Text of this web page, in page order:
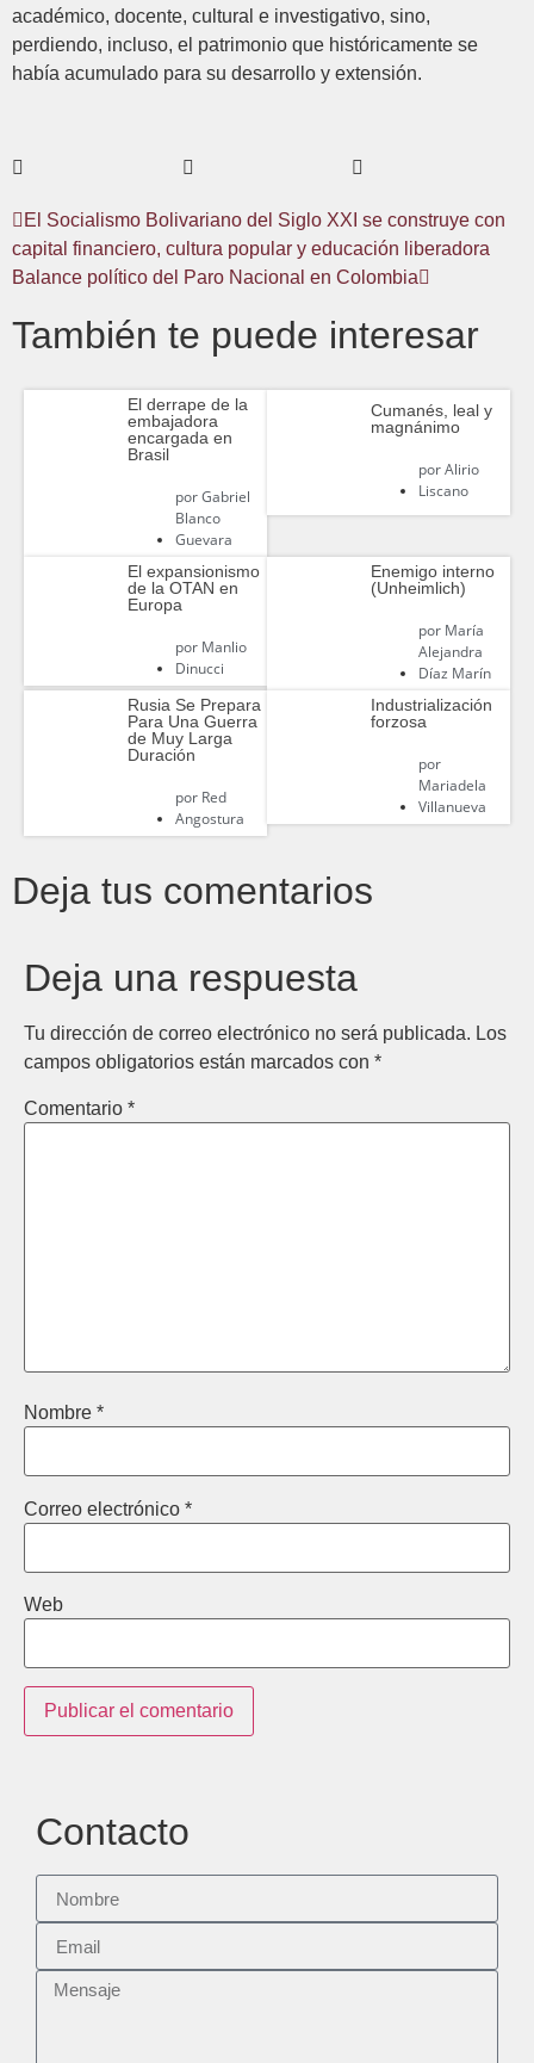
académico, docente, cultural e investigativo, sino,
perdiendo, incluso, el patrimonio que históricamente se
había acumulado para su desarrollo y extensión.
El Socialismo Bolivariano del Siglo XXI se construye con
capital financiero, cultura popular y educación liberadora
Balance político del Paro Nacional en Colombia
También te puede interesar
El derrape de la
embajadora
encargada en
Brasil
porGabriel
Blanco
Guevara
Cumanés, leal y
magnánimo
porAlirio
Liscano
El expansionismo
de la OTAN en
Europa‎
porManlio
Dinucci
Enemigo interno
(Unheimlich)
porMaría
Alejandra
Díaz Marín
Rusia Se Prepara
Para Una Guerra
de Muy Larga
Duración
porRed
Angostura
Industrialización
forzosa
por
Mariadela
Villanueva
Deja tus comentarios
Deja una respuesta
Tu dirección de correo electrónico no será publicada. Los
campos obligatorios están marcados con *
Comentario *
Nombre *
Correo electrónico *
Web
Contacto